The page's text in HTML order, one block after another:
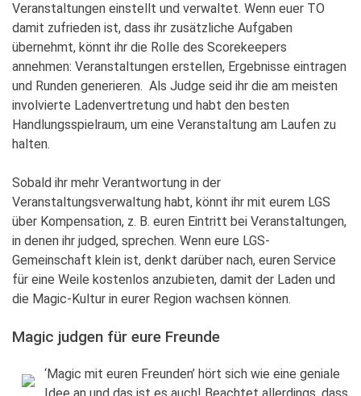
Veranstaltungen einstellt und verwaltet. Wenn euer TO
damit zufrieden ist, dass ihr zusätzliche Aufgaben
übernehmt, könnt ihr die Rolle des Scorekeepers
annehmen: Veranstaltungen erstellen, Ergebnisse eintragen
und Runden generieren. Als Judge seid ihr die am meisten
involvierte Ladenvertretung und habt den besten
Handlungsspielraum, um eine Veranstaltung am Laufen zu
halten.
Sobald ihr mehr Verantwortung in der
Veranstaltungsverwaltung habt, könnt ihr mit eurem LGS
über Kompensation, z. B. euren Eintritt bei Veranstaltungen,
in denen ihr judged, sprechen. Wenn eure LGS-
Gemeinschaft klein ist, denkt darüber nach, euren Service
für eine Weile kostenlos anzubieten, damit der Laden und
die Magic-Kultur in eurer Region wachsen können.
Magic judgen für eure Freunde
‘Magic mit euren Freunden’ hört sich wie eine geniale